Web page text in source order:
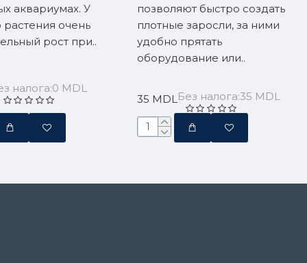
аквариумах. У
растения очень
рост при..
налога:0 MDL
позволяют быстро создать
плотные заросли, за ними
удобно прятать
оборудование или..
35 MDLБез налога:35 MDL